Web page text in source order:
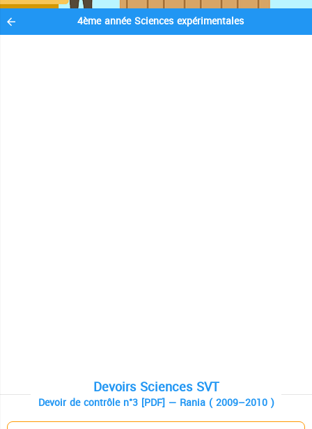
4ème année Sciences expérimentales
Devoirs Sciences SVT
Devoir de contrôle n°3 [PDF] — Rania ( 2009–2010 )